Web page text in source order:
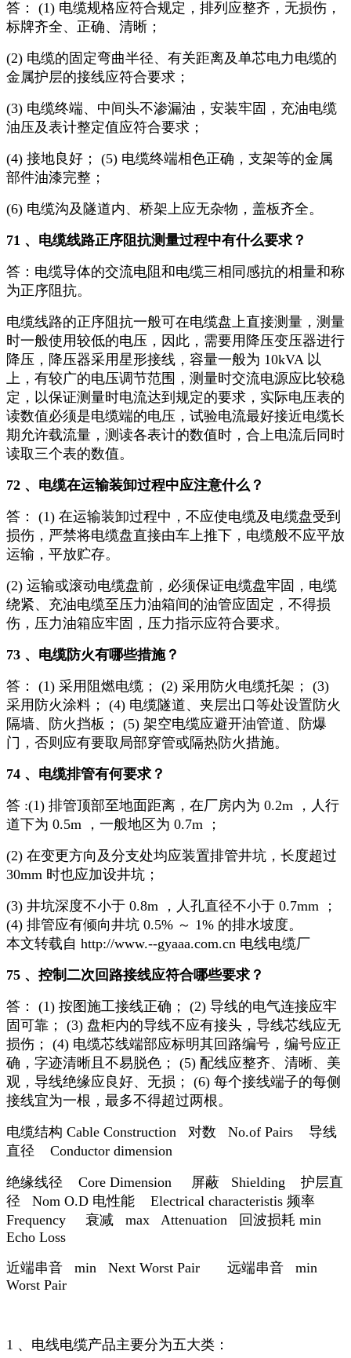
答： (1) 电缆规格应符合规定，排列应整齐，无损伤，
标牌齐全、正确、清晰；
(2) 电缆的固定弯曲半径、有关距离及单芯电力电缆的
金属护层的接线应符合要求；
(3) 电缆终端、中间头不渗漏油，安装牢固，充油电缆
油压及表计整定值应符合要求；
(4) 接地良好； (5) 电缆终端相色正确，支架等的金属
部件油漆完整；
(6) 电缆沟及隧道内、桥架上应无杂物，盖板齐全。
71 、电缆线路正序阻抗测量过程中有什么要求？
答：电缆导体的交流电阻和电缆三相同感抗的相量和称
为正序阻抗。
电缆线路的正序阻抗一般可在电缆盘上直接测量，测量
时一般使用较低的电压，因此，需要用降压变压器进行
降压，降压器采用星形接线，容量一般为 10kVA 以
上，有较广的电压调节范围，测量时交流电源应比较稳
定，以保证测量时电流达到规定的要求，实际电压表的
读数值必须是电缆端的电压，试验电流最好接近电缆长
期允许载流量，测读各表计的数值时，合上电流后同时
读取三个表的数值。
72 、电缆在运输装卸过程中应注意什么？
答： (1) 在运输装卸过程中，不应使电缆及电缆盘受到
损伤，严禁将电缆盘直接由车上推下，电缆般不应平放
运输，平放贮存。
(2) 运输或滚动电缆盘前，必须保证电缆盘牢固，电缆
绕紧、充油电缆至压力油箱间的油管应固定，不得损
伤，压力油箱应牢固，压力指示应符合要求。
73 、电缆防火有哪些措施？
答： (1) 采用阻燃电缆； (2) 采用防火电缆托架； (3)
采用防火涂料； (4) 电缆隧道、夹层出口等处设置防火
隔墙、防火挡板； (5) 架空电缆应避开油管道、防爆
门，否则应有要取局部穿管或隔热防火措施。
74 、电缆排管有何要求？
答 :(1) 排管顶部至地面距离，在厂房内为 0.2m ，人行
道下为 0.5m ，一般地区为 0.7m ；
(2) 在变更方向及分支处均应装置排管井坑，长度超过
30mm 时也应加设井坑；
(3) 井坑深度不小于 0.8m ，人孔直径不小于 0.7mm ；
(4) 排管应有倾向井坑 0.5% ～ 1% 的排水坡度。
本文转载自 http://www.--gyaaa.com.cn 电线电缆厂
75 、控制二次回路接线应符合哪些要求？
答： (1) 按图施工接线正确； (2) 导线的电气连接应牢
固可靠； (3) 盘柜内的导线不应有接头，导线芯线应无
损伤； (4) 电缆芯线端部应标明其回路编号，编号应正
确，字迹清晰且不易脱色； (5) 配线应整齐、清晰、美
观，导线绝缘应良好、无损； (6) 每个接线端子的每侧
接线宜为一根，最多不得超过两根。
电缆结构 Cable Construction
对数 No.of Pairs
导线
直径
Conductor dimension
绝缘线径
Core Dimension 屏蔽 Shielding
护层直
径
Nom O.D 电性能
Electrical characteristis 频率
Frequency
衰减 max Attenuation
回波损耗 min
Echo Loss
近端串音
min Next Worst Pair 远端串音
min
Worst Pair
1 、电线电缆产品主要分为五大类：